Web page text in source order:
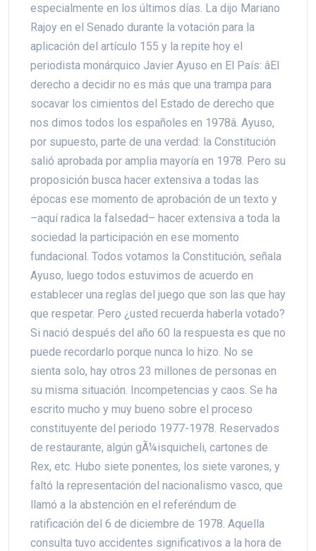
especialmente en los últimos días. La dijo Mariano
Rajoy en el Senado durante la votación para la
aplicación del artículo 155 y la repite hoy el
periodista monárquico Javier Ayuso en El País: âEl
derecho a decidir no es más que una trampa para
socavar los cimientos del Estado de derecho que
nos dimos todos los españoles en 1978â. Ayuso,
por supuesto, parte de una verdad: la Constitución
salió aprobada por amplia mayoría en 1978. Pero su
proposición busca hacer extensiva a todas las
épocas ese momento de aprobación de un texto y
–aquí radica la falsedad– hacer extensiva a toda la
sociedad la participación en ese momento
fundacional. Todos votamos la Constitución, señala
Ayuso, luego todos estuvimos de acuerdo en
establecer una reglas del juego que son las que hay
que respetar. Pero ¿usted recuerda haberla votado?
Si nació después del año 60 la respuesta es que no
puede recordarlo porque nunca lo hizo. No se
sienta solo, hay otros 23 millones de personas en
su misma situación. Incompetencias y caos. Se ha
escrito mucho y muy bueno sobre el proceso
constituyente del periodo 1977-1978. Reservados
de restaurante, algún gÃ¼isquicheli, cartones de
Rex, etc. Hubo siete ponentes, los siete varones, y
faltó la representación del nacionalismo vasco, que
llamó a la abstención en el referéndum de
ratificación del 6 de diciembre de 1978. Aquella
consulta tuvo accidentes significativos a la hora de